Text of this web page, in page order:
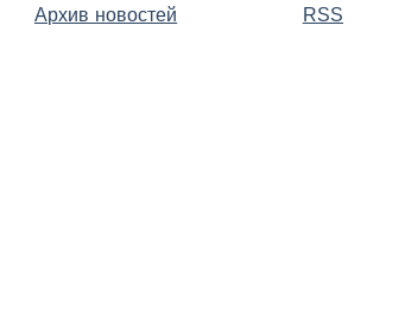
Архив новостей RSS